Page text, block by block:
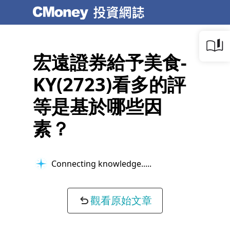
宏遠證券給予美食-
KY(2723)看多的評
等是基於哪些因
素？
Connecting knowledge...
觀看原始文章